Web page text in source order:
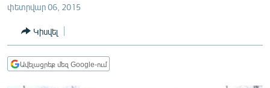
ԻՐԱՎՈՒՆՔ
ՀԱՍԱՐԱԿՈՒԹՅՈՒՆ
ՏՆՏԵՍՈՒԹՅՈՒՆ
փետրվար 06, 2015
Կիսվել
Ավելացրեք մեզ Google-ում